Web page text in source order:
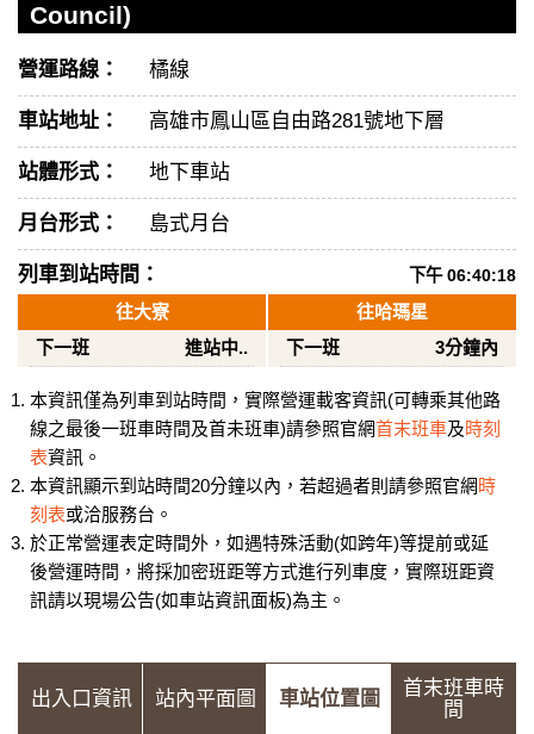
Council)
營運路線： 橘線
車站地址： 高雄市鳳山區自由路281號地下層
站體形式： 地下車站
月台形式： 島式月台
列車到站時間： 下午 06:40:18
往大寮
下一班
進站中..
往哈瑪星
下一班
3分鐘內
本資訊僅為列車到站時間，實際營運載客資訊(可轉乘其他路
線之最後一班車時間及首未班車)請參照官網首末班車及時刻
表資訊。
本資訊顯示到站時間20分鐘以內，若超過者則請參照官網 時
刻表或洽服務台。
於正常營運表定時間外，如遇特殊活動(如跨年)等提前或延
後營運時間，將採加密班距等方式進行列車度，實際班距資
訊請以現場公告(如車站資訊面板)為主。
出入口資訊 站內平面圖 車站位置圖
首末班車時
間